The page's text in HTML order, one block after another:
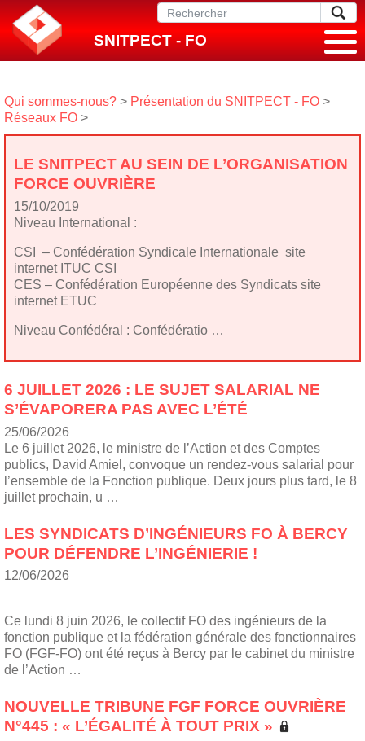
SNITPECT - FO
Qui sommes-nous? > Présentation du SNITPECT - FO >
Réseaux FO >
LE SNITPECT AU SEIN DE L’ORGANISATION
FORCE OUVRIÈRE
15/10/2019
Niveau International :
CSI – Confédération Syndicale Internationale site
internet ITUC CSI
CES – Confédération Européenne des Syndicats site
internet ETUC
Niveau Confédéral : Confédératio …
6 JUILLET 2026 : LE SUJET SALARIAL NE
S’ÉVAPORERA PAS AVEC L’ÉTÉ
25/06/2026
Le 6 juillet 2026, le ministre de l’Action et des Comptes
publics, David Amiel, convoque un rendez-vous salarial pour
l’ensemble de la Fonction publique. Deux jours plus tard, le 8
juillet prochain, u …
LES SYNDICATS D’INGÉNIEURS FO À BERCY
POUR DÉFENDRE L’INGÉNIERIE !
12/06/2026
Ce lundi 8 juin 2026, le collectif FO des ingénieurs de la
fonction publique et la fédération générale des fonctionnaires
FO (FGF-FO) ont été reçus à Bercy par le cabinet du ministre
de l’Action …
NOUVELLE TRIBUNE FGF FORCE OUVRIÈRE
N°445 : « L’ÉGALITÉ À TOUT PRIX »